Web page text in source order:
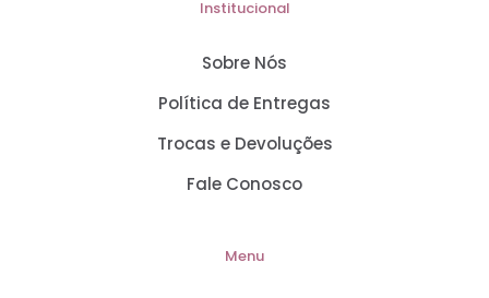
Institucional
Sobre Nós
Política de Entregas
Trocas e Devoluções
Fale Conosco
Menu